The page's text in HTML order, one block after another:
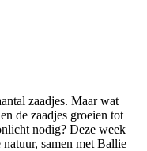
zaadjes. Maar wat
de zaadjes groeien tot
nodig? Deze week
samen met Ballie